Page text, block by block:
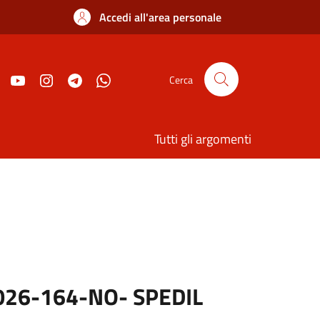
Accedi all'area personale
Cerca
Tutti gli argomenti
164-NO- SPEDIL